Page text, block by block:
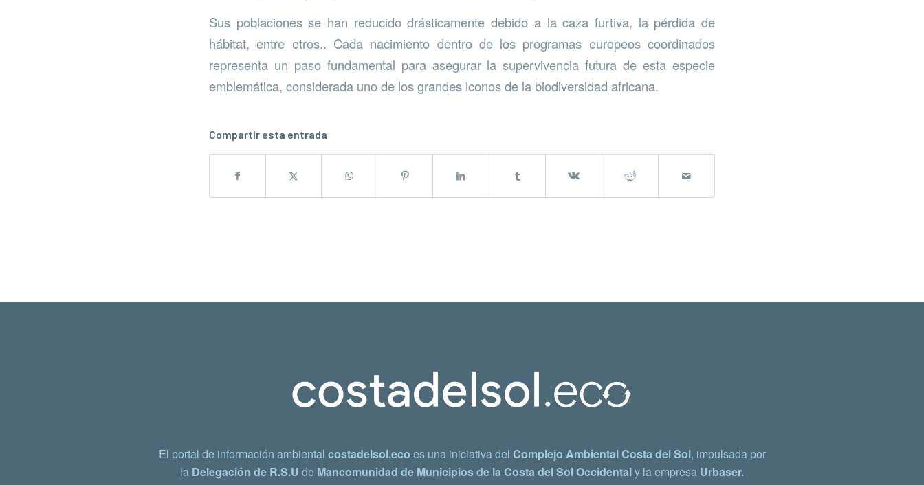
Sus poblaciones se han reducido drásticamente debido a la caza furtiva, la pérdida de
hábitat, entre otros.. Cada nacimiento dentro de los programas europeos coordinados
representa un paso fundamental para asegurar la supervivencia futura de esta especie
emblemática, considerada uno de los grandes iconos de la biodiversidad africana.
Compartir esta entrada
El portal de información ambiental costadelsol.eco es una iniciativa del Complejo Ambiental Costa del Sol, impulsada por
la Delegación de R.S.U de Mancomunidad de Municipios de la Costa del Sol Occidentaly la empresa Urbaser.